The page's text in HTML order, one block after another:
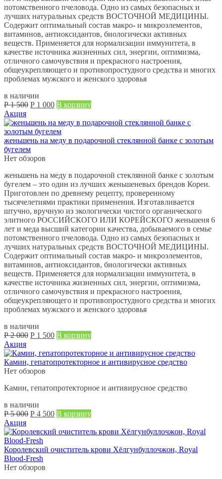
потомственного пчеловода. Одно из самых безопасных и
лучших натуральных средств ВОСТОЧНОЙ МЕДИЦИНЫ.
Содержит оптимальный состав макро- и микроэлементов,
витаминов, антиоксидантов, биологически активных
веществ. Применяется для нормализации иммунитета, в
качестве источника жизненных сил, энергии, оптимизма,
отличного самочувствия и прекрасного настроения,
общеукрепляющего и противопростудного средства и многих
проблемах мужского и женского здоровья
в наличии
Р 1 500 Первоначальная
составляла
Р
1 500.
Р 1 000Текущая
Р
1 000.
В корзину
Акция
женьшень на меду в подарочной стеклянной банке с золотым
бугелем
Нет обзоров
женьшень на меду в подарочной стеклянной банке с золотым
бугелем – это один из лучших женьшеневых брендов Кореи.
Приготовлен по древнему рецепту, проверенному
тысячелетиями практики применения. Изготавливается
штучно, вручную из экологически чистого органического
элитного РОССИЙСКОГО ИЛИ КОРЕЙСКОГО женьшеня 6
лет и меда высший категории качества, добываемого в семье
потомственного пчеловода. Одно из самых безопасных и
лучших натуральных средств ВОСТОЧНОЙ МЕДИЦИНЫ.
Содержит оптимальный состав макро- и микроэлементов,
витаминов, антиоксидантов, биологически активных
веществ. Применяется для нормализации иммунитета, в
качестве источника жизненных сил, энергии, оптимизма,
отличного самочувствия и прекрасного настроения,
общеукрепляющего и противопростудного средства и многих
проблемах мужского и женского здоровья
в наличии
Р 2 000 Первоначальная
составляла
Р
2 000.
Р 1 500Текущая
Р
1 500.
В корзину
Акция
Камин, гепатопротекторное и антивирусное средство
Нет обзоров
Камин, гепатопротекторное и антивирусное средство
в наличии
Р 5 000 Первоначальная
составляла
Р
5 000.
Р 4 500Текущая
Р
В корзину
Акция
Королевский очиститель крови Хёлгунбуллочжон, Royal
Blood-Fresh
Нет обзоров